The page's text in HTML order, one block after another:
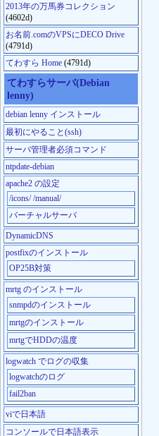
2013年の万馬券コレクション
(4602d)
お名前.comのVPSにDECO Drive
(4791d)
てわすら Home (4791d)
てわすらサーバ(Debian
lenny)
debian lenny インストール
最初にやること(ssh)
サーバ管理者必須コマンド
ntpdate-debian
apache2 の設定
/icons/ /manual/
バーチャルサーバ
DynamicDNS
postfixのインストール
OP25B対策
mrtg のインストール
snmpdのインストール
mrtgのインストール
mrtgでHDDの温度
logwatch でログの収集
logwatchのログ
fail2ban
viで日本語
コンソールで日本語表示